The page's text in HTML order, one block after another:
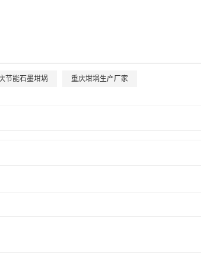
节能石墨坩埚 重庆坩埚生产厂家